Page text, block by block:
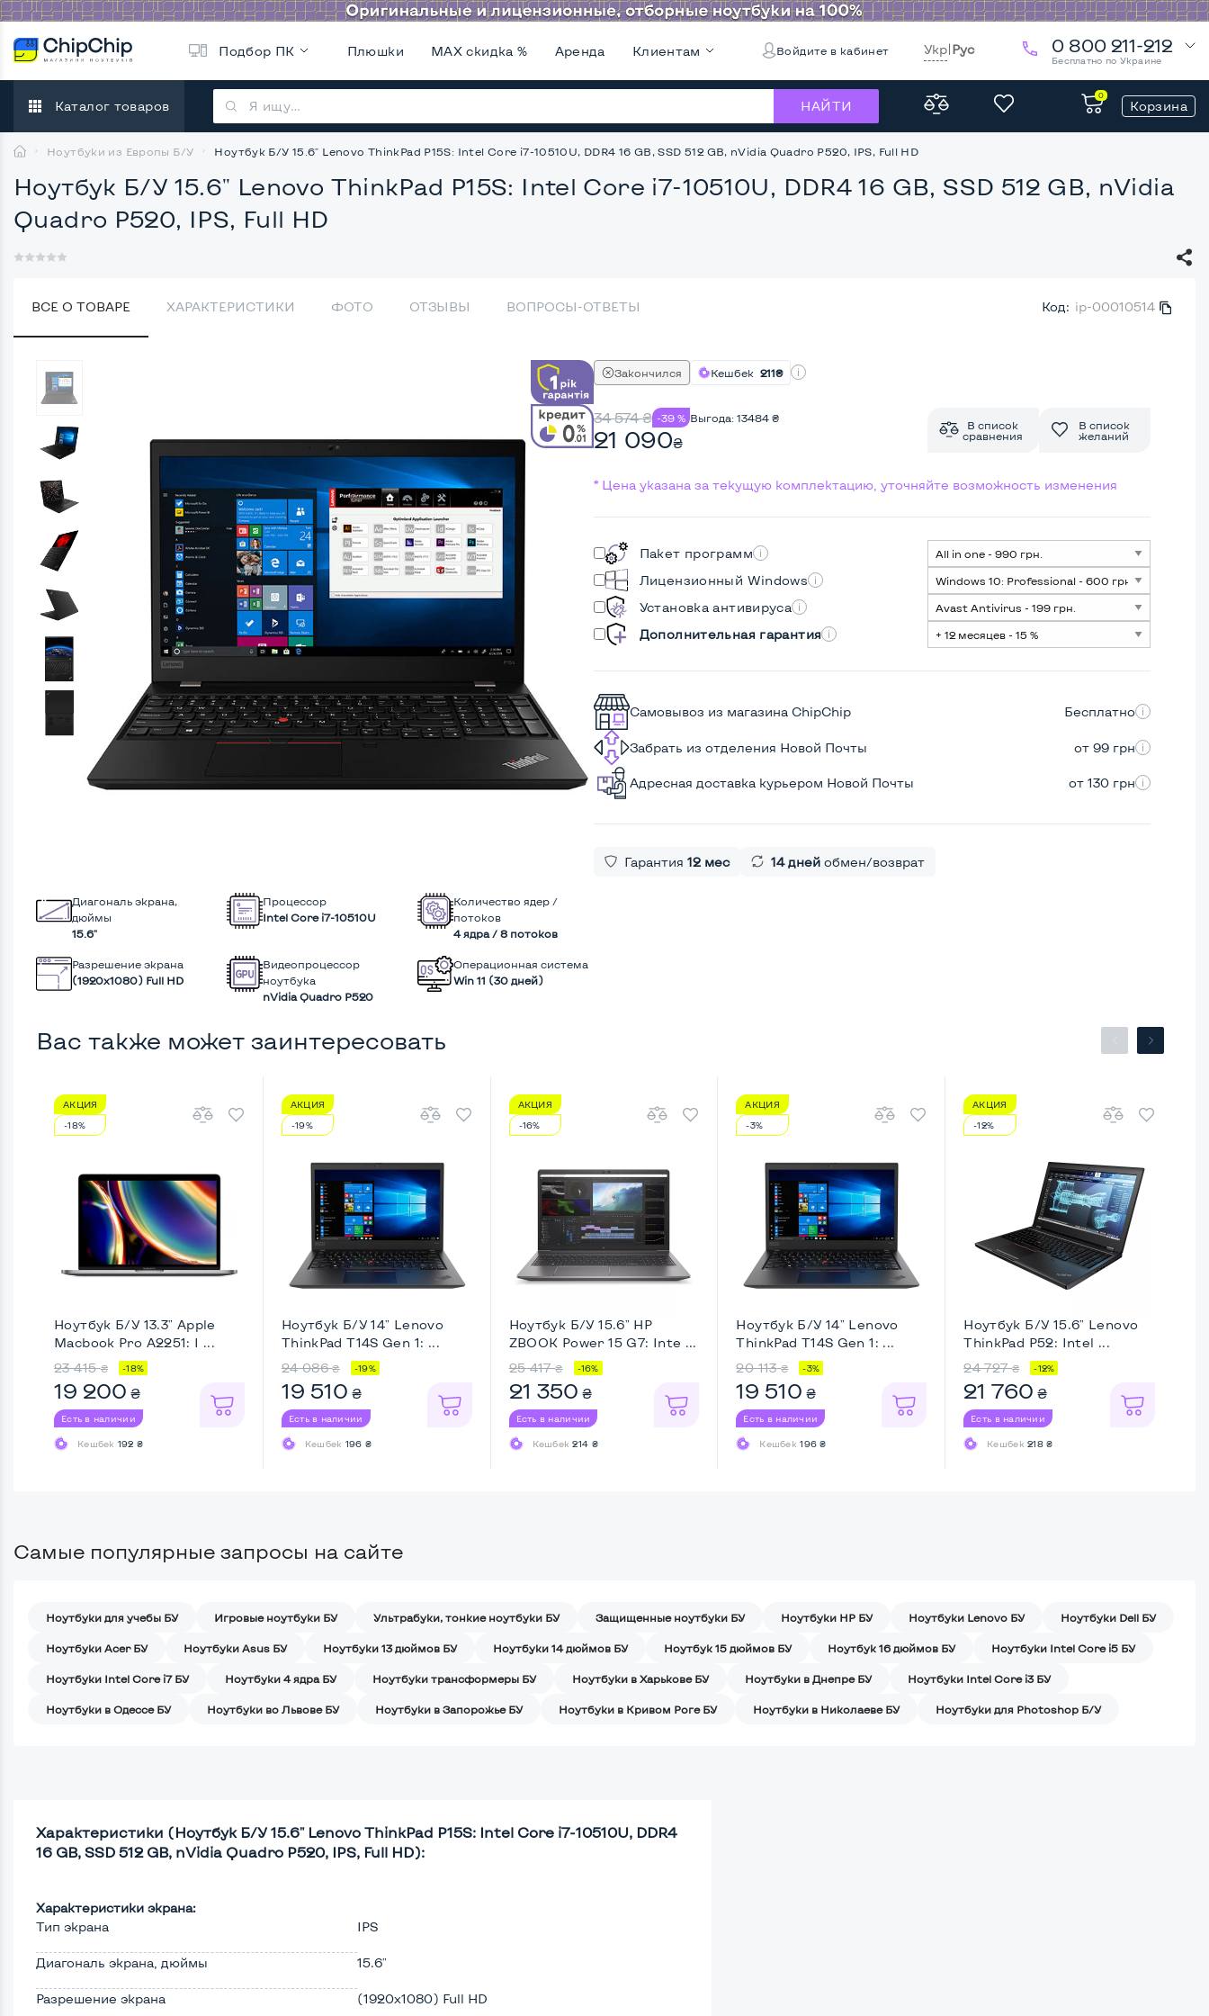
Подбор ПК Плюшки MAX скидка % Аренда Клиентам Войдите в кабинет Укр|Рус 0 800 211-212
Бесплатно по Украине
Каталог товаров НАЙТИ
0
Корзина
Ноутбуки из Европы Б/У Ноутбук Б/У 15.6" Lenovo ThinkPad P15S: Intel Core i7-10510U, DDR4 16 GB, SSD 512 GB, nVidia Quadro P520, IPS, Full HD
Ноутбук Б/У 15.6" Lenovo ThinkPad P15S: Intel Core i7-10510U, DDR4 16 GB, SSD 512 GB, nVidia
Quadro P520, IPS, Full HD
ВСЕ О ТОВАРЕ ХАРАКТЕРИСТИКИ ФОТО ОТЗЫВЫ ВОПРОСЫ-ОТВЕТЫ Код: ip-00010514
Диагональ экрана,
дюймы
15.6"
Процессор
Intel Core i7-10510U
Количество ядер /
потоков
4 ядра / 8 потоков
Разрешение экрана
(1920х1080) Full HD
Видеопроцессор
ноутбука
nVidia Quadro P520
Операционная система
Win 11 (30 дней)
Закончился Кешбек 211₴
34 574₴ -39 % Выгода: 13484₴
21 090₴
В список
сравнения
В список
желаний
* Цена указана за текущую комплектацию, уточняйте возможность изменения
Пакет программ
Лицензионный Windows
Установка антивируса
Дополнительная гарантия
Самовывоз из магазина ChipChip Бесплатно
Забрать из отделения Новой Почты от 99 грн
Адресная доставка курьером Новой Почты от 130 грн
Гарантия 12 мес 14 днейобмен/возврат
Вас также может заинтересовать
АКЦИЯ
-18%
Ноутбук Б/У 13.3" Apple
Macbook Pro A2251: I ...
23 415 ₴ -18%
19 200 ₴
Есть в наличии
Кешбек 192 ₴
АКЦИЯ
-19%
Ноутбук Б/У 14" Lenovo
ThinkPad T14S Gen 1: ...
24 086 ₴ -19%
19 510 ₴
Есть в наличии
Кешбек 196 ₴
АКЦИЯ
-16%
Ноутбук Б/У 15.6" HP
ZBOOK Power 15 G7: Inte ...
25 417 ₴ -16%
21 350 ₴
Есть в наличии
Кешбек214 ₴
АКЦИЯ
-3%
Ноутбук Б/У 14" Lenovo
ThinkPad T14S Gen 1: ...
20 113 ₴ -3%
19 510 ₴
Есть в наличии
Кешбек196 ₴
АКЦИЯ
-12%
Ноутбук Б/У 15.6" Lenovo
ThinkPad P52: Intel ...
24 727 ₴ -12%
21 760 ₴
Есть в наличии
Кешбек218 ₴
Самые популярные запросы на сайте
Ноутбуки для учебы БУ Игровые ноутбуки БУ Ультрабуки, тонкие ноутбуки БУ Защищенные ноутбуки БУ Ноутбуки HP БУ Ноутбуки Lenovo БУ Ноутбуки Dell БУ
Ноутбуки Acer БУ Ноутбуки Asus БУ Ноутбуки 13 дюймов БУ Ноутбуки 14 дюймов БУ Ноутбук 15 дюймов БУ Ноутбук 16 дюймов БУ Ноутбуки Intel Core i5 БУ
Ноутбуки Intel Core i7 БУ Ноутбуки 4 ядра БУ Ноутбуки трансформеры БУ Ноутбуки в Харькове БУ Ноутбуки в Днепре БУ Ноутбуки Intel Core i3 БУ
Ноутбуки в Одессе БУ Ноутбуки во Львове БУ Ноутбуки в Запорожье БУ Ноутбуки в Кривом Роге БУ Ноутбуки в Николаеве БУ Ноутбуки для Photoshop Б/У
Характеристики (Ноутбук Б/У 15.6" Lenovo ThinkPad P15S: Intel Core i7-10510U, DDR4
16 GB, SSD 512 GB, nVidia Quadro P520, IPS, Full HD):
Характеристики экрана:
Тип экрана
IPS
Диагональ экрана, дюймы 15.6"
Разрешение экрана (1920х1080) Full HD